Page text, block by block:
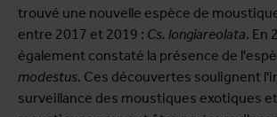
trouvé une nouvelle espèce de
entre 2017 et 2019 : Cs. longiareolata. En
également constaté la présence de
modestus. Ces découvertes soulignent
surveillance des moustiques exotiques